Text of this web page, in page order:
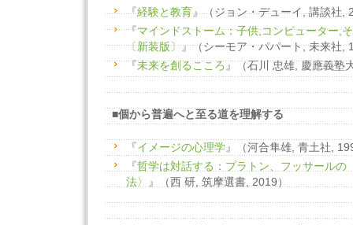
『経験と教育』（ジョン・デューイ, 講談社,
『マインドストーム：子供,コンピューター,
〔新装版〕』（シーモア・パパート, 未来社,
『未来を創るこころ』（石川 忠雄, 慶應義塾
■個から普遍へと至る道を理解する
『イメージの心理学』（河合隼雄, 青土社,
『哲学は対話する：プラトン、フッサールの
法〉
』（西 研, 筑摩選書, 2019）